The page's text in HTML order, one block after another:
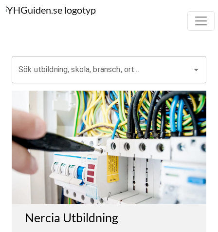
Sök utbildning, skola, bransch, ort...
Nercia Utbildning